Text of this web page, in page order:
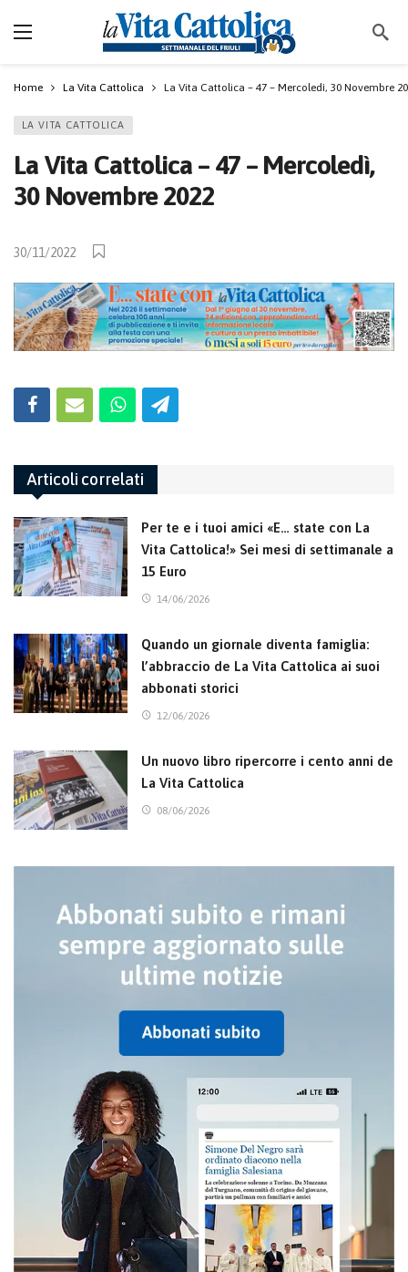
Home La Vita Cattolica La Vita Cattolica – 47 – Mercoledì, 30 Novembre
LA VITA CATTOLICA
La Vita Cattolica – 47 – Mercoledì,
30 Novembre 2022
30/11/2022
Articoli correlati
Per te e i tuoi amici «E… state con La
Vita Cattolica!» Sei mesi di settimanale a
15 Euro
14/06/2026
Quando un giornale diventa famiglia:
l’abbraccio de La Vita Cattolica ai suoi
abbonati storici
12/06/2026
Un nuovo libro ripercorre i cento anni de
La Vita Cattolica
08/06/2026